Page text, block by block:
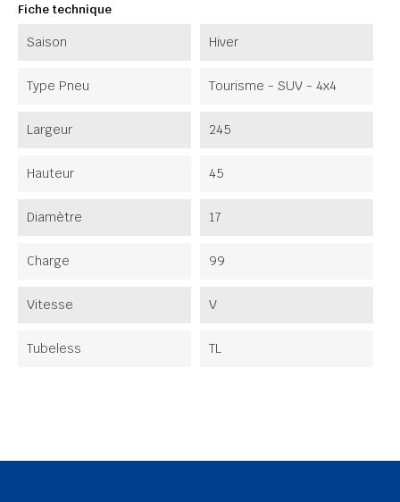
Fiche technique
Saison Hiver
Type Pneu Tourisme - SUV - 4x4
Largeur 245
Hauteur 45
Diamètre 17
Charge 99
Vitesse V
Tubeless TL